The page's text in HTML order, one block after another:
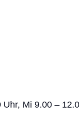
Mi 9.00 –